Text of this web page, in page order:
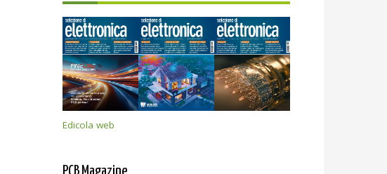
Edicola web
PCB Magazine